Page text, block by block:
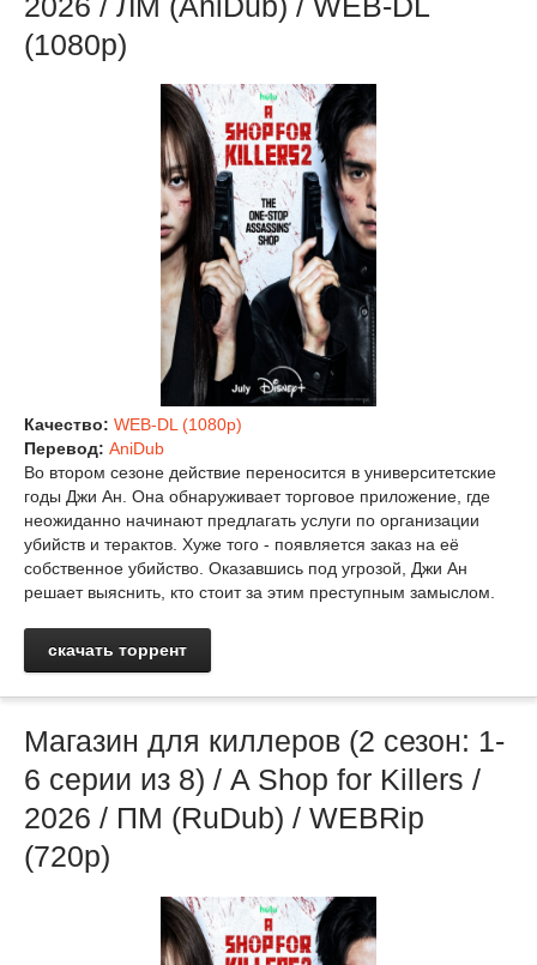
(1080р)
Качество: WEB-DL (1080p)
Перевод: AniDub
Во втором сезоне действие переносится в университетские
годы Джи Ан. Она обнаруживает торговое приложение, где
неожиданно начинают предлагать услуги по организации
убийств и терактов. Хуже того - появляется заказ на её
собственное убийство. Оказавшись под угрозой, Джи Ан
решает выяснить, кто стоит за этим преступным замыслом.
скачать торрент
Магазин для киллеров (2 сезон: 1-
6 серии из 8) / A Shop for Killers /
2026 / ПМ (RuDub) / WEBRip
(720р)